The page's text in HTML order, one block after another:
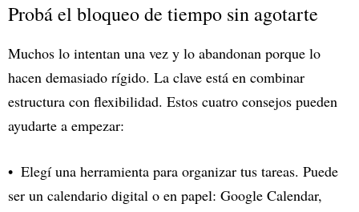
Probá el bloqueo de tiempo sin agotarte
Muchos lo intentan una vez y lo abandonan porque lo
hacen demasiado rígido. La clave está en combinar
estructura con flexibilidad. Estos cuatro consejos pueden
ayudarte a empezar:
Elegí una herramienta para organizar tus tareas. Puede
ser un calendario digital o en papel: Google Calendar,